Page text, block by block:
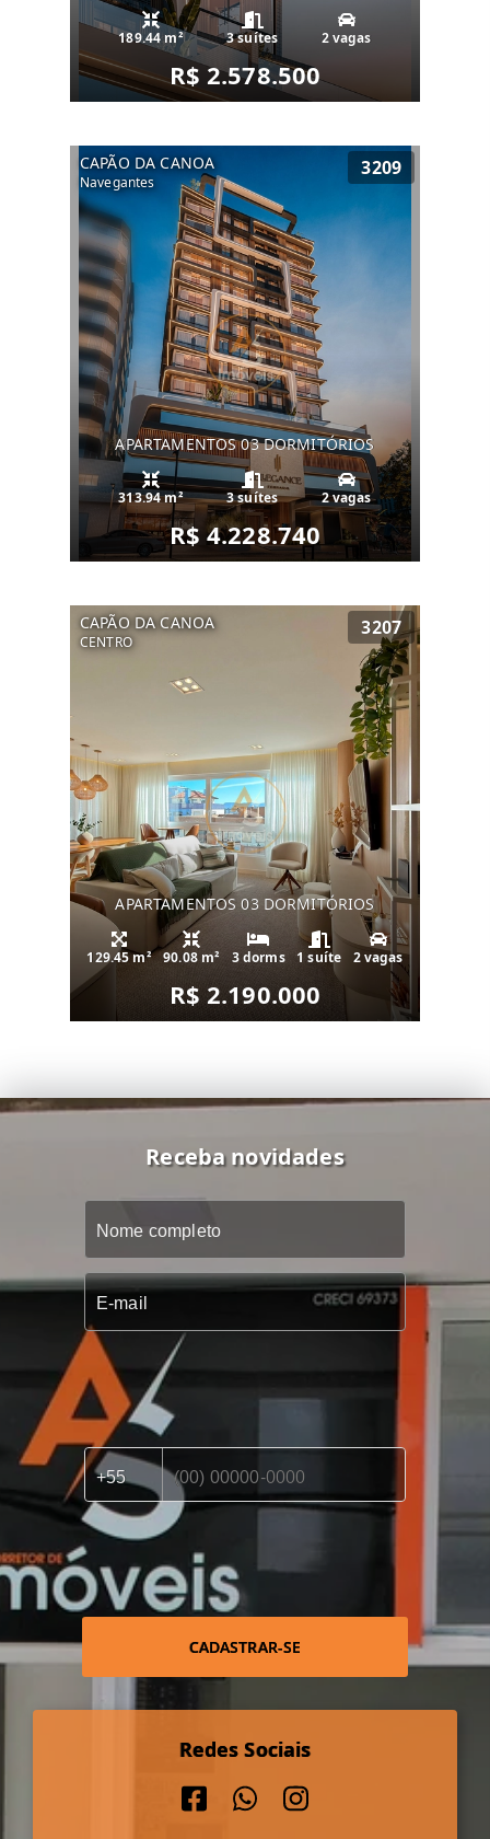
189.44 m² 3 suítes 2 vagas
R$ 2.578.500
CAPÃO DA CANOA
Navegantes
3209
APARTAMENTOS 03 DORMITÓRIOS
313.94 m² 3 suítes 2 vagas
R$ 4.228.740
CAPÃO DA CANOA
CENTRO
3207
APARTAMENTOS 03 DORMITÓRIOS
129.45 m² 90.08 m² 3 dorms 1 suíte 2 vagas
R$ 2.190.000
Receba novidades
CADASTRAR-SE
Redes Sociais